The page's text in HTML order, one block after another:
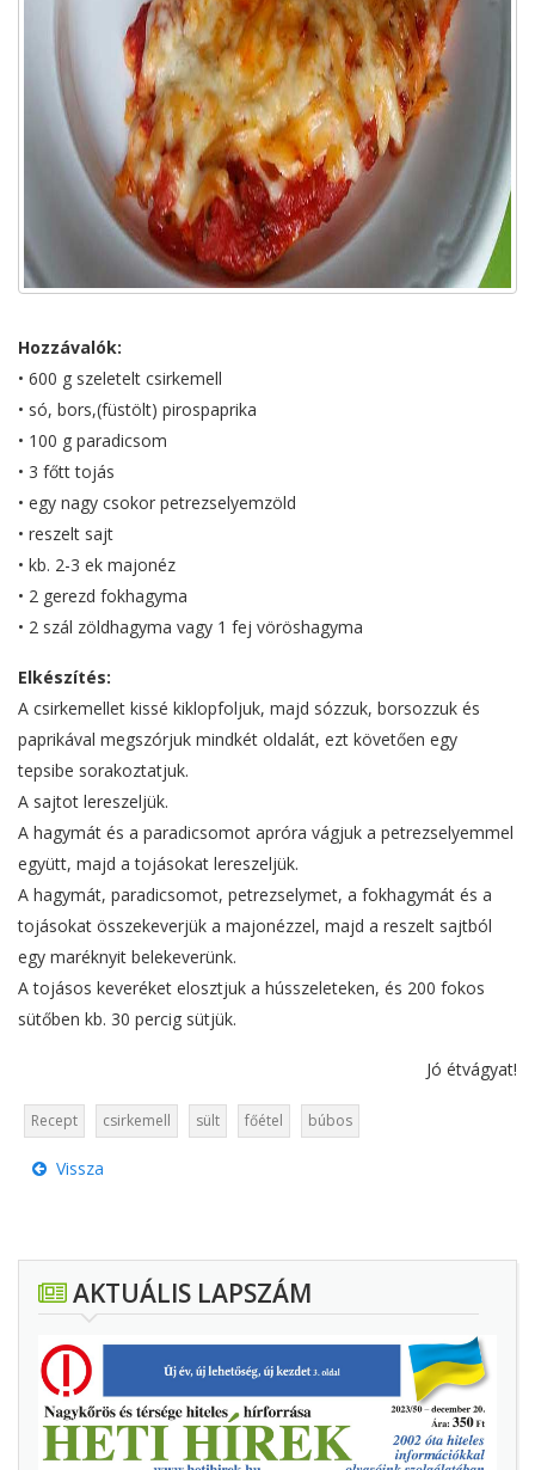
Hozzávalók:
• 600 g szeletelt csirkemell
• só, bors,(füstölt) pirospaprika
• 100 g paradicsom
• 3 főtt tojás
• egy nagy csokor petrezselyemzöld
• reszelt sajt
• kb. 2-3 ek majonéz
• 2 gerezd fokhagyma
• 2 szál zöldhagyma vagy 1 fej vöröshagyma
Elkészítés:
A csirkemellet kissé kiklopfoljuk, majd sózzuk, borsozzuk és
paprikával megszórjuk mindkét oldalát, ezt követően egy
tepsibe sorakoztatjuk.
A sajtot lereszeljük.
A hagymát és a paradicsomot apróra vágjuk a petrezselyemmel
együtt, majd a tojásokat lereszeljük.
A hagymát, paradicsomot, petrezselymet, a fokhagymát és a
tojásokat összekeverjük a majonézzel, majd a reszelt sajtból
egy maréknyit belekeverünk.
A tojásos keveréket elosztjuk a hússzeleteken, és 200 fokos
sütőben kb. 30 percig sütjük.
Jó étvágyat!
Recept csirkemell sült főétel búbos
Vissza
AKTUÁLIS LAPSZÁM